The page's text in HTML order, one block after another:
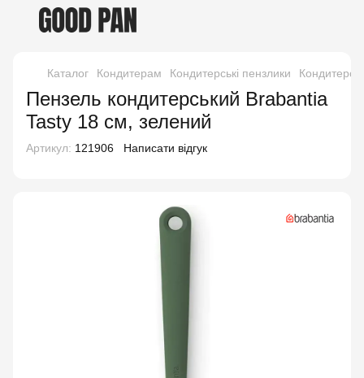
Каталог Кондитерам Кондитерські пензлики
Пензель кондитерський Brabantia
Tasty 18 см, зелений
Артикул: 121906 Написати відгук